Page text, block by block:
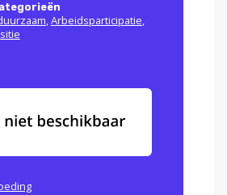
,Arbeidsparticipatie,